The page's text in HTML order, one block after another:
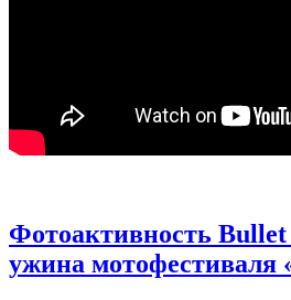
Фотоактивность Bullet
ужина мотофестиваля